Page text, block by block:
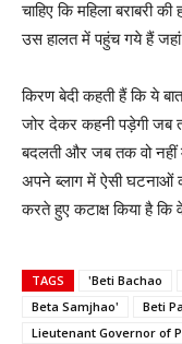
चाहिए कि महिला बराबरी
उस हालत में पहुंच गये हैं जहां
किरण बेदी कहती हैं कि ये
जोर देकर कहनी पड़ेगी जब
बदलती और जब तक वो नहीं
अपने ब्लाग में ऐसी घटनाओं
करते हुए कटाक्ष किया है कि
TAGS 'Beti Bachao
Beta Samjhao'
Beti
Lieutenant Governor of